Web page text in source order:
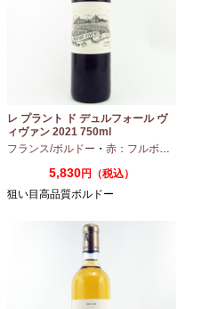
カベルネ・カベルネフラン ・プティヴェル
レ プラント ド デュルフォール ヴ
ィヴァン 2021 750ml
フランス/ボルドー ・ 赤：フルボディ
5,830円（税込）
狙い目高品質ボルドー